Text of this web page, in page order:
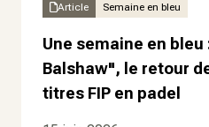
Article Semaine en bleu
Une semaine en bleu
Balshaw", le retour
titres FIP en padel